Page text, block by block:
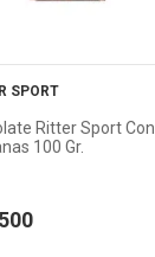
SPORT
Ritter Sport Con
100 Gr.